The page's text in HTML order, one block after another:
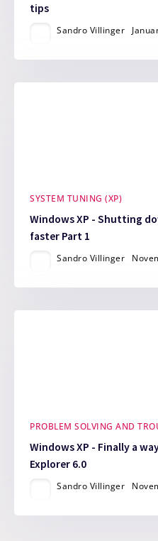
tips
Sandro Villinger
SYSTEM TUNING (XP)
Windows XP - Shutting
faster Part 1
Sandro Villinger
PROBLEM SOLVING AND
Windows XP - Finally a
Explorer 6.0
Sandro Villinger